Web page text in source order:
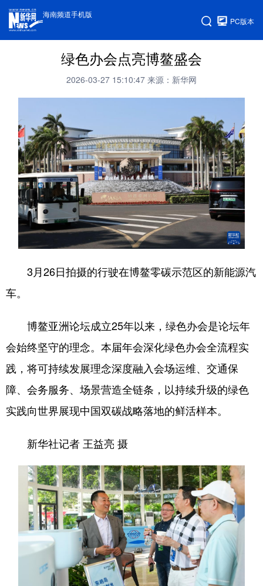
海南频道手机版
PC版本
绿色办会点亮博鳌盛会
2026-03-27 15:10:47 来源：新华网
3月26日拍摄的行驶在博鳌零碳示范区的新能源汽
车。
博鳌亚洲论坛成立25年以来，绿色办会是论坛年
会始终坚守的理念。本届年会深化绿色办会全流程实
践，将可持续发展理念深度融入会场运维、交通保
障、会务服务、场景营造全链条，以持续升级的绿色
实践向世界展现中国双碳战略落地的鲜活样本。
新华社记者 王益亮 摄